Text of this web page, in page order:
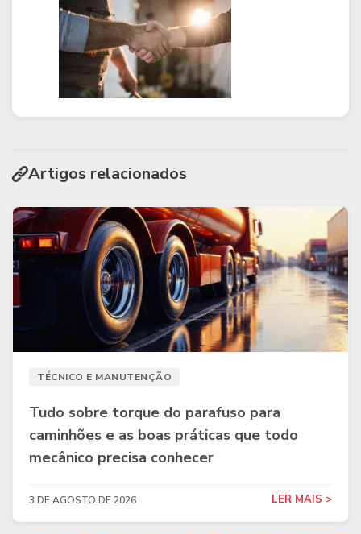
Artigos relacionados
TÉCNICO E MANUTENÇÃO
Tudo sobre torque do parafuso para
caminhões e as boas práticas que todo
mecânico precisa conhecer
3 DE AGOSTO DE 2026 LER MAIS >